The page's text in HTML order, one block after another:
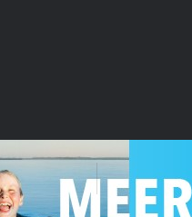
vacatures zo volg je de